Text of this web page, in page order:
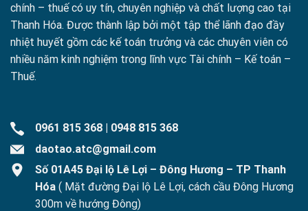
chính – thuế có uy tín, chuyên nghiệp và chất lượng cao tại
Thanh Hóa. Được thành lập bởi một tập thể lãnh đạo đầy
nhiệt huyết gồm các kế toán trưởng và các chuyên viên có
nhiều năm kinh nghiệm trong lĩnh vực Tài chính – Kế toán –
Thuế.
0961 815 368
0948 815 368
daotao.atc@gmail.com
Số 01A45 Đại lộ Lê Lợi – Đông Hương – TP Thanh
Hóa ( Mặt đường Đại lộ Lê Lợi, cách cầu Đông Hương
300m về hướng Đông)